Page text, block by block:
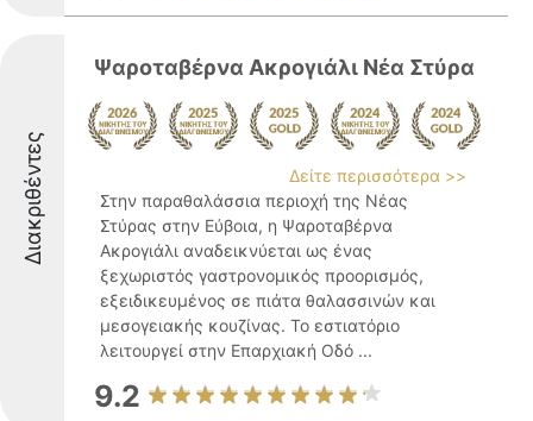
Διακριθέντες
Ψαροταβέρνα Ακρογιάλι Νέα Στύρα
Δείτε περισσότερα >>
Στην παραθαλάσσια περιοχή της Νέας
Στύρας στην Εύβοια, η Ψαροταβέρνα
Ακρογιάλι αναδεικνύεται ως ένας
ξεχωριστός γαστρονομικός προορισμός,
εξειδικευμένος σε πιάτα θαλασσινών και
μεσογειακής κουζίνας. Το εστιατόριο
λειτουργεί στην Επαρχιακή Οδό ...
9.2